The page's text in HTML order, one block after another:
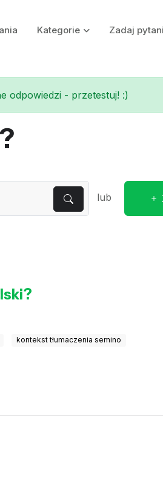
Kategorie Zadaj
odpowiedzi - przetestuj! :)
lub
kontekst tłumaczenia semino